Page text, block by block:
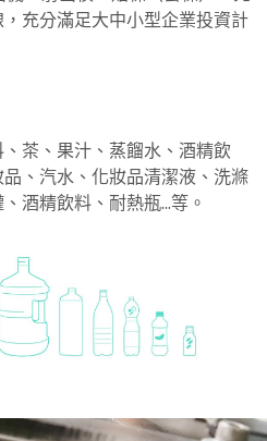
充分滿足大中小型企業投資計
茶、果汁、蒸餾水、酒精飲
、汽水、化妝品清潔液、洗滌
酒精飲料、耐熱瓶...等。